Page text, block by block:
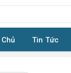
Tin Tức